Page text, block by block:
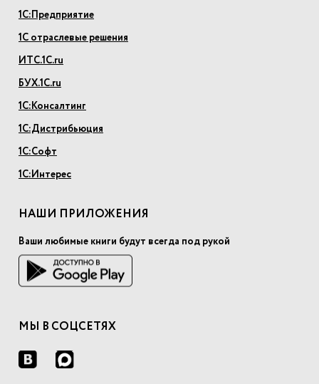
1С:Предприятие
1С отраслевые решения
ИТС.1С.ru
БУХ.1С.ru
1С:Консалтинг
1С:Дистрибьюция
1С:Софт
1С:Интерес
НАШИ ПРИЛОЖЕНИЯ
Ваши любимые книги будут всегда под рукой
МЫ В СОЦСЕТЯХ